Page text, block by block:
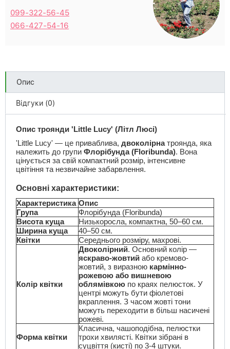
099-322-56-45
066-427-54-16
Опис
Відгуки (0)
Опис троянди 'Little Lucy' (Літл Люсі)
'Little Lucy' — це приваблива, двоколірнатроянда, яка
належить до групи Флорібунда (Floribunda). Вона
цінується за свій компактний розмір, інтенсивне
цвітіння та незвичайне забарвлення.
Основні характеристики:
Характеристика Опис
Група
Флорібунда (Floribunda)
Висота куща
Низькоросла, компактна, 50–60 см.
Ширина куща
40–50 см.
Квітки
Середнього розміру, махрові.
Колір квітки
Двоколірний. Основний колір —
яскраво-жовтий або кремово-
жовтий, з виразною кармінно-
рожевою або вишневою
облямівкою по краях пелюсток. У
центрі можуть бути фіолетові
вкраплення. З часом жовті тони
можуть переходити в більш насичені
рожеві.
Форма квітки
Класична, чашоподібна, пелюстки
трохи хвилясті. Квітки зібрані в
суцвіття (кисті) по 3-4 штуки.